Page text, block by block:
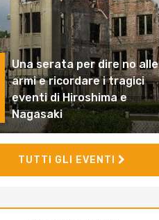
Una serata per dire no alle
armi e ricordare i tragici
eventi di Hiroshima e
Nagasaki
TUTTI GLI EVENTI